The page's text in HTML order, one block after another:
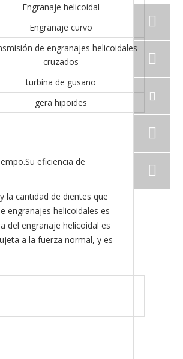
Engranaje helicoidal
Engranaje curvo
de engranajes helicoidales
cruzados
turbina de gusano
gera hipoides
eficiencia de
la cantidad de dientes que
engranajes helicoidales es
del engranaje helicoidal es
a la fuerza normal, y es